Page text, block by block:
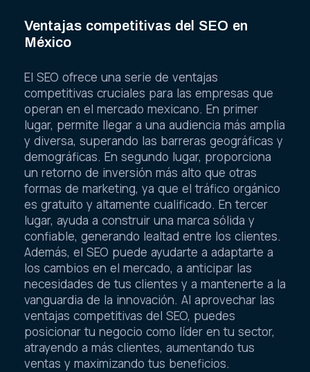
Ventajas competitivas del SEO en
México
El SEO ofrece una serie de ventajas
competitivas cruciales para las empresas que
operan en el mercado mexicano. En primer
lugar, permite llegar a una audiencia más amplia
y diversa, superando las barreras geográficas y
demográficas. En segundo lugar, proporciona
un retorno de inversión más alto que otras
formas de marketing, ya que el tráfico orgánico
es gratuito y altamente cualificado. En tercer
lugar, ayuda a construir una marca sólida y
confiable, generando lealtad entre los clientes.
Además, el SEO puede ayudarte a adaptarte a
los cambios en el mercado, a anticipar las
necesidades de tus clientes y a mantenerte a la
vanguardia de la innovación. Al aprovechar las
ventajas competitivas del SEO, puedes
posicionar tu negocio como líder en tu sector,
atrayendo a más clientes, aumentando tus
ventas y maximizando tus beneficios.